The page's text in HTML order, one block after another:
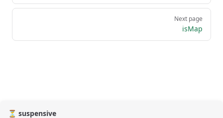
Next page
isMap
⏳ suspensive